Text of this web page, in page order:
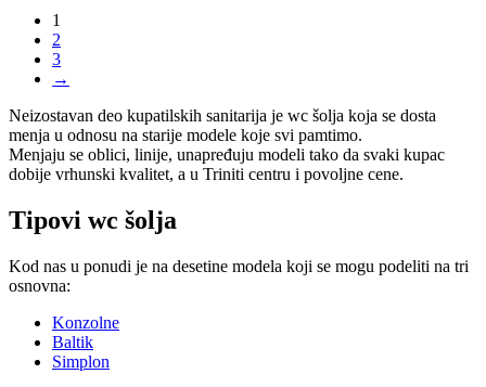
1
2
3
→
Neizostavan deo kupatilskih sanitarija je wc šolja koja se dosta
menja u odnosu na starije modele koje svi pamtimo.
Menjaju se oblici, linije, unapređuju modeli tako da svaki kupac
dobije vrhunski kvalitet, a u Triniti centru i povoljne cene.
Tipovi wc šolja
Kod nas u ponudi je na desetine modela koji se mogu podeliti na tri
osnovna:
Konzolne
Baltik
Simplon